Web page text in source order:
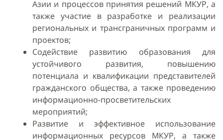
Азии и процессов принятия решений МКУР, а
также участие в разработке и реализации
региональных и трансграничных программ и
проектов;
Содействие развитию образования для
устойчивого развития, повышению
потенциала и квалификации представителей
гражданского общества, а также проведению
информационно-просветительских
мероприятий;
Развитие и эффективное использование
информационных ресурсов МКУР, а также